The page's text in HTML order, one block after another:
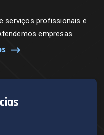
serviços profissionais e
empresas